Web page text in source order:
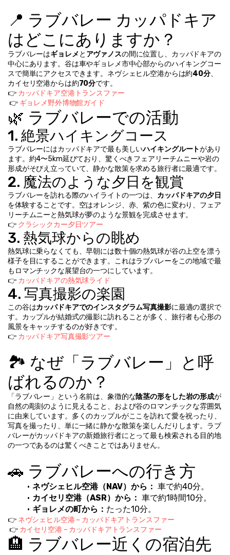
📍 ラブバレー カッパドキア
はどこにありますか？
ラブバレーはギョレメ と アヴァノスの間に位置し、カッパドキアの
中心にあります。谷は車やギョレメ市中心部からのハイキングコー
スで簡単にアクセスできます。ネヴシェヒル空港からは約40分、
カイセリ空港からは約70分です。
👉 カッパドキア空港トランスファー
👉 ギョレメ野外博物館ガイド
🌿 ラブバレーでの活動
1. 絶景ハイキングコース
ラブバレーにはカッパドキアで最も美しいハイキングルートがあり
ます。約4〜5km延びており、驚くべきフェアリーチムニーや岩の
形成がそびえ立っていて、静かな散策を求める旅行者に最適です。
2. 魔法のような夕日を観賞
ラブバレーを訪れる際のハイライトの一つは、 カッパドキアの夕日
を体験することです。空はオレンジ、赤、紫の色に変わり、フェア
リーチムニーと熱気球が夢のような景観を完成させます。
👉 クラシックカー夕日ツアー
3. 熱気球からの眺め
熱気球に乗らなくても、早朝には数十個の熱気球が谷の上空を漂う
様子を目にすることができます。これはラブバレーをこの地域で最
もロマンチックな展望台の一つにしています。
👉 カッパドキアの熱気球ライド
4. 写真撮影の楽園
この谷はカッパドキアでのインスタグラム写真撮影に最適の選択で
す。カップルが結婚式の撮影に訪れることが多く、旅行者も心形の
風景をキャッチするのが好きです。
👉 カッパドキア写真撮影ツアー
🏞️ なぜ「ラブバレー」と呼
ばれるのか？
「ラブバレー」という名前は、象徴的な陰茎の形をした岩の形成が
自然の彫刻のように見えること、および谷のロマンチックな雰囲気
に由来しています。多くのカップルがここを訪れて愛を祝ったり、
写真を撮ったり、単に一緒に静かな散策を楽しんだりします。ラブ
バレーがカッパドキアの新婚旅行者にとって最も検索される目的地
の一つであるのは驚くべきことではありません。
🚗 ラブバレーへの行き方
ネヴシェヒル空港（NAV）から： 車で約40分。
カイセリ空港（ASR）から： 車で約1時間10分。
ギョレメの町から： たった10分。
👉 ネヴシェヒル空港 – カッパドキアトランスファー
👉 カイセリ空港 – カッパドキアトランスファー
🏨 ラブバレー近くの宿泊先